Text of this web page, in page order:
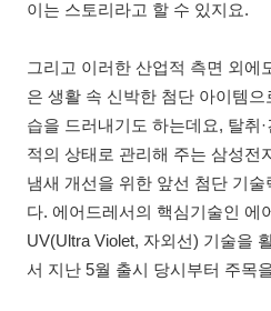
이는 스토리라고 할 수 있지요.
그리고 이러한 산업적 측면 외에
은 생활 속 신박한 첨단 아이템
습을 드러내기도 하는데요, 탈취
적의 상태로 관리해 주는 삼성전
냄새 개선을 위한 앞선 첨단 기술
다. 에어드레서의 핵심기술인 에
UV(Ultra Violet, 자외선) 기술을
서 지난 5월 출시 당시부터 주목